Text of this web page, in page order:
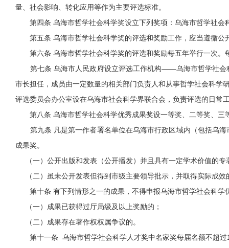
量、社会影响、转化应用等作为主要评选标准。
第四条 乌海市哲学社会科学奖设立下列奖项：乌海市哲学社会
第五条 乌海市哲学社会科学奖的评选和奖励工作，应当遵循公
第六条 乌海市哲学社会科学奖的评选和奖励每五年举行一次。
第七条 乌海市人民政府设立评选工作机构——乌海市哲学社会科
市长担任，成员由一定数量的相关部门负责人和从事哲学社会科学
评选委员会办公室设在乌海市社会科学界联合会，负责评选的日常
第八条 乌海市哲学社会科学优秀成果奖设一等奖、二等奖、三
第九条 凡是第一作者署名单位在乌海市行政区域内（包括乌海
成果奖。
（一）公开出版和发表（公开播发）并且具有一定学术价值的专
（二）虽未公开发表但得到市级主要领导批示，并取得实际成效
第十条 有下列情形之一的成果，不得申报乌海市哲学社会科学
（一）成果已获得过厅局级及以上奖励的；
（二）成果存在著作权权属争议的。
第十一条 乌海市哲学社会科学人才奖中名家奖每届名额不超过